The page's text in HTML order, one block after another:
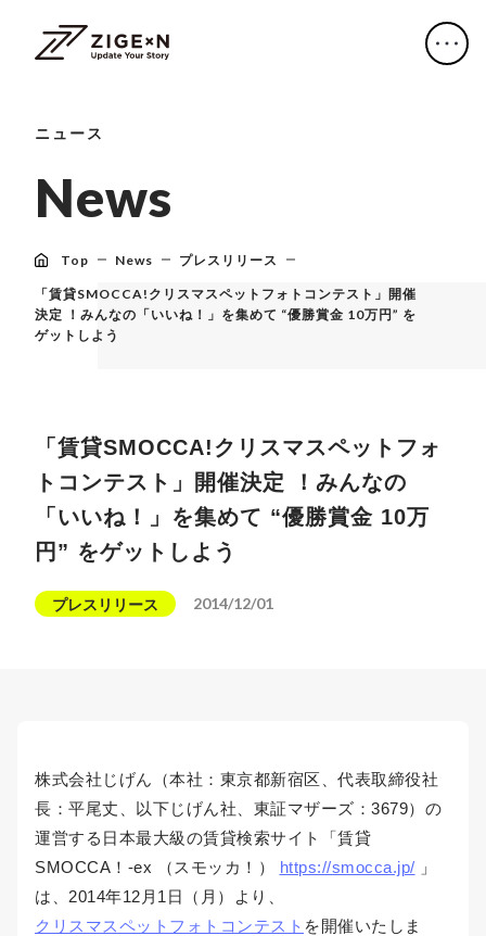
ニュース
News
Top News プレスリリース
「賃貸SMOCCA!クリスマスペットフォトコンテスト」開催
決定 ！みんなの「いいね！」を集めて “優勝賞金 10万円” を
ゲットしよう
「賃貸SMOCCA!クリスマスペットフォ
トコンテスト」開催決定 ！みんなの
「いいね！」を集めて “優勝賞金 10万
円” をゲットしよう
プレスリリース 2014/12/01
株式会社じげん（本社：東京都新宿区、代表取締役社
長：平尾丈、以下じげん社、東証マザーズ：3679）の
運営する日本最大級の賃貸検索サイト「賃貸
SMOCCA！-ex （スモッカ！） https://smocca.jp/ 」
は、2014年12月1日（月）より、
クリスマスペットフォトコンテスト を開催いたしま